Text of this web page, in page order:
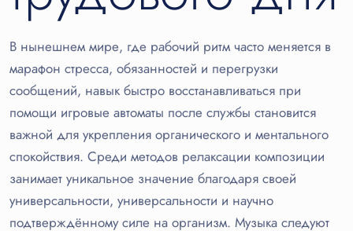
В нынешнем мире, где рабочий ритм часто меняется в
марафон стресса, обязанностей и перегрузки
сообщений, навык быстро восстанавливаться при
помощи игровые автоматы после службы становится
важной для укрепления органического и ментального
спокойствия. Среди методов релаксации композиции
занимает уникальное значение благодаря своей
универсальности, универсальности и научно
подтверждённому силе на организм. Музыка следуют